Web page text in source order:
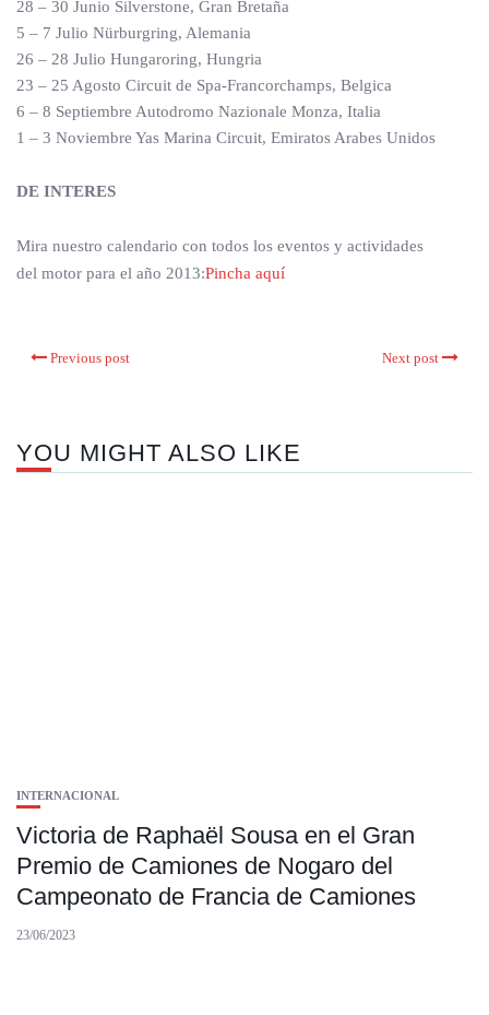
28 – 30 Junio Silverstone, Gran Bretaña
5 – 7 Julio Nürburgring, Alemania
26 – 28 Julio Hungaroring, Hungria
23 – 25 Agosto Circuit de Spa-Francorchamps, Belgica
6 – 8 Septiembre Autodromo Nazionale Monza, Italia
1 – 3 Noviembre Yas Marina Circuit, Emiratos Arabes Unidos
DE INTERES
Mira nuestro calendario con todos los eventos y actividades
del motor para el año 2013:Pincha aquí
Previous post Next post
YOU MIGHT ALSO LIKE
INTERNACIONAL
Victoria de Raphaël Sousa en el Gran
Premio de Camiones de Nogaro del
Campeonato de Francia de Camiones
23/06/2023